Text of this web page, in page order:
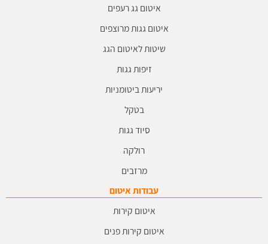
איטום גג רעפים
איטום גגות מרוצפים
שיטות לאיטום הגג
זיפות גגות
יריעות ביטומניות
בטקל
סיוד גגות
רולקה
מרזבים
עבודות איטום
איטום קירות
איטום קירות פנים